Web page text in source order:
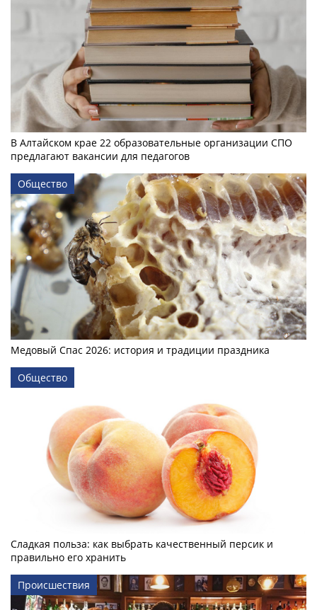
В Алтайском крае 22 образовательные организации СПО
предлагают вакансии для педагогов
Общество
Медовый Спас 2026: история и традиции праздника
Общество
Сладкая польза: как выбрать качественный персик и
правильно его хранить
Происшествия